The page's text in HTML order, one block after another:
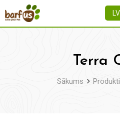
uz
LV
Terra
Sākums Produkti